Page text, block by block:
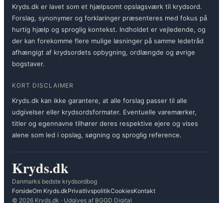
Kryds.dk er lavet som et hjælpsomt opslagsværk til krydsord.
Forslag, synonymer og forklaringer præsenteres med fokus på
hurtig hjælp og sproglig kontekst. Indholdet er vejledende, og
der kan forekomme flere mulige løsninger på samme ledetråd
afhængigt af krydsordets opbygning, ordlængde og øvrige
bogstaver.
KORT DISCLAIMER
Kryds.dk kan ikke garantere, at alle forslag passer til alle
udgivelser eller krydsordsformater. Eventuelle varemærker,
titler og egennavne tilhører deres respektive ejere og vises
alene som led i opslag, søgning og sproglig reference.
Kryds.dk
Danmarks bedste krydsordbog
ForsideOm Kryds.dkPrivatlivspolitikCookiesKontakt
© 2026 Kryds.dk · Udgives af BGGD Digital